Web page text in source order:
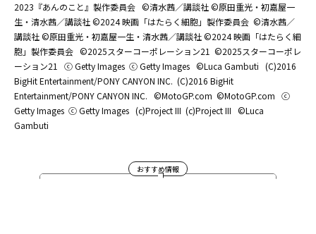
2023『あんのこと』製作委員会 ©清水茜／講談社 ©原田重光・初嘉屋一
生・清水茜／講談社 ©2024 映画「はたらく細胞」製作委員会 ©清水茜／
講談社 ©原田重光・初嘉屋一生・清水茜／講談社 ©2024 映画「はたらく細
胞」製作委員会 ©2025スターコーポレーション21 ©2025スターコーポレ
ーション21
ⓒ Getty Images ⓒ Getty Images ©Luca Gambuti (C)2016
BigHit Entertainment/PONY CANYON INC. (C)2016 BigHit
Entertainment/PONY CANYON INC. ©MotoGP.com ©MotoGP.com ⓒ
Getty Images ⓒ Getty Images (c)Project III (c)Project III ©Luca
Gambuti
おすすめ情報